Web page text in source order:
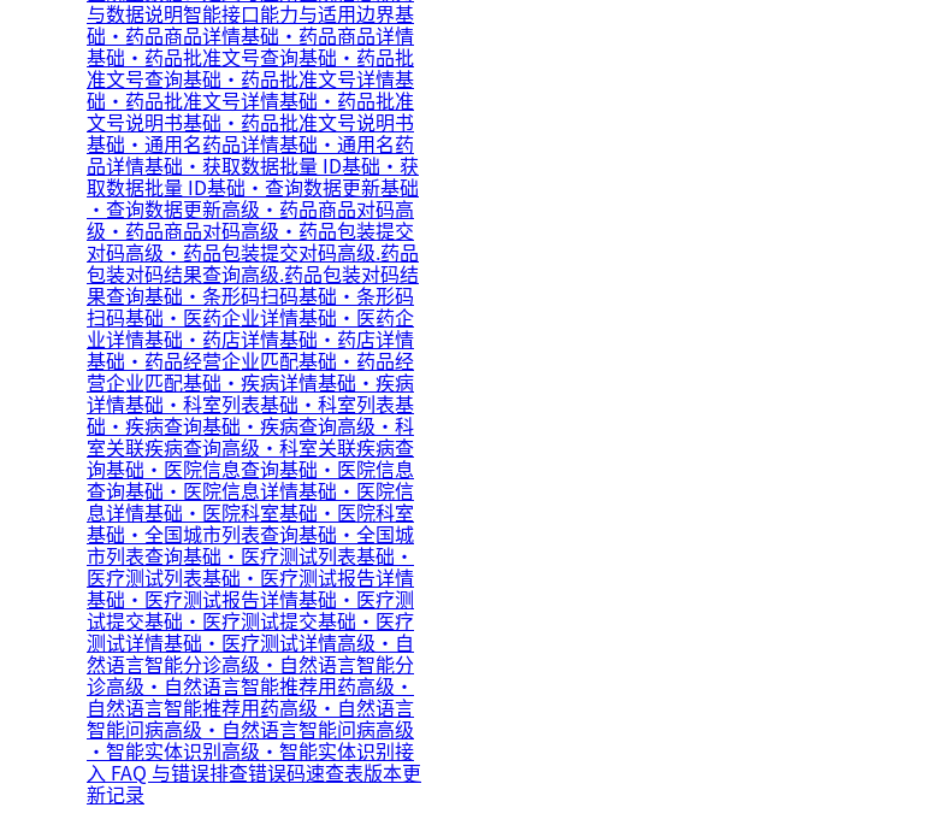
与数据说明智能接口能力与适用边界基
础·药品商品详情基础·药品商品详情
基础·药品批准文号查询基础·药品批
准文号查询基础·药品批准文号详情基
础·药品批准文号详情基础·药品批准
文号说明书基础·药品批准文号说明书
基础·通用名药品详情基础·通用名药
品详情基础·获取数据批量 ID基础·获
取数据批量 ID基础·查询数据更新基础
·查询数据更新高级·药品商品对码高
级·药品商品对码高级·药品包装提交
对码高级·药品包装提交对码高级.药品
包装对码结果查询高级.药品包装对码结
果查询基础·条形码扫码基础·条形码
扫码基础·医药企业详情基础·医药企
业详情基础·药店详情基础·药店详情
基础·药品经营企业匹配基础·药品经
营企业匹配基础·疾病详情基础·疾病
详情基础·科室列表基础·科室列表基
础·疾病查询基础·疾病查询高级·科
室关联疾病查询高级·科室关联疾病查
询基础·医院信息查询基础·医院信息
查询基础·医院信息详情基础·医院信
息详情基础·医院科室基础·医院科室
基础·全国城市列表查询基础·全国城
市列表查询基础·医疗测试列表基础·
医疗测试列表基础·医疗测试报告详情
基础·医疗测试报告详情基础·医疗测
试提交基础·医疗测试提交基础·医疗
测试详情基础·医疗测试详情高级·自
然语言智能分诊高级·自然语言智能分
诊高级·自然语言智能推荐用药高级·
自然语言智能推荐用药高级·自然语言
智能问病高级·自然语言智能问病高级
·智能实体识别高级·智能实体识别接
入 FAQ 与错误排查错误码速查表版本更
新记录